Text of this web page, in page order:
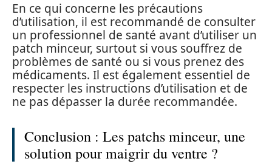
En ce qui concerne les précautions
d’utilisation, il est recommandé de consulter
un professionnel de santé avant d’utiliser un
patch minceur, surtout si vous souffrez de
problèmes de santé ou si vous prenez des
médicaments. Il est également essentiel de
respecter les instructions d’utilisation et de
ne pas dépasser la durée recommandée.
Conclusion : Les patchs minceur, une
solution pour maigrir du ventre ?